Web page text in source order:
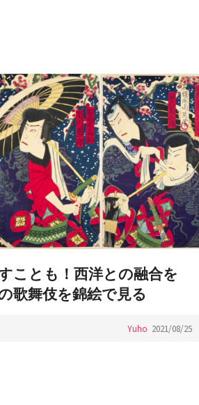
ことも！西洋との融合を
歌舞伎を錦絵で見る
Yuho 2021/08/25